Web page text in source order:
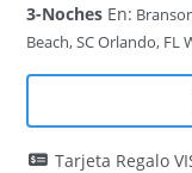
3-Noches En:
Beach, SCOrlando, FL
Tarjeta Regalo